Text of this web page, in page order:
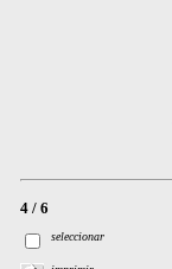
4 / 6
seleccionar